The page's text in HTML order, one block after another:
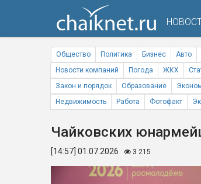
Общество Политика Бизнес Авто
Новости компаний
Погода ЖКХ
Закон и порядок
Образование
Недвижимость
Работа Фотофакт
Чайковских
[14:57] 01.07.2026 3 215